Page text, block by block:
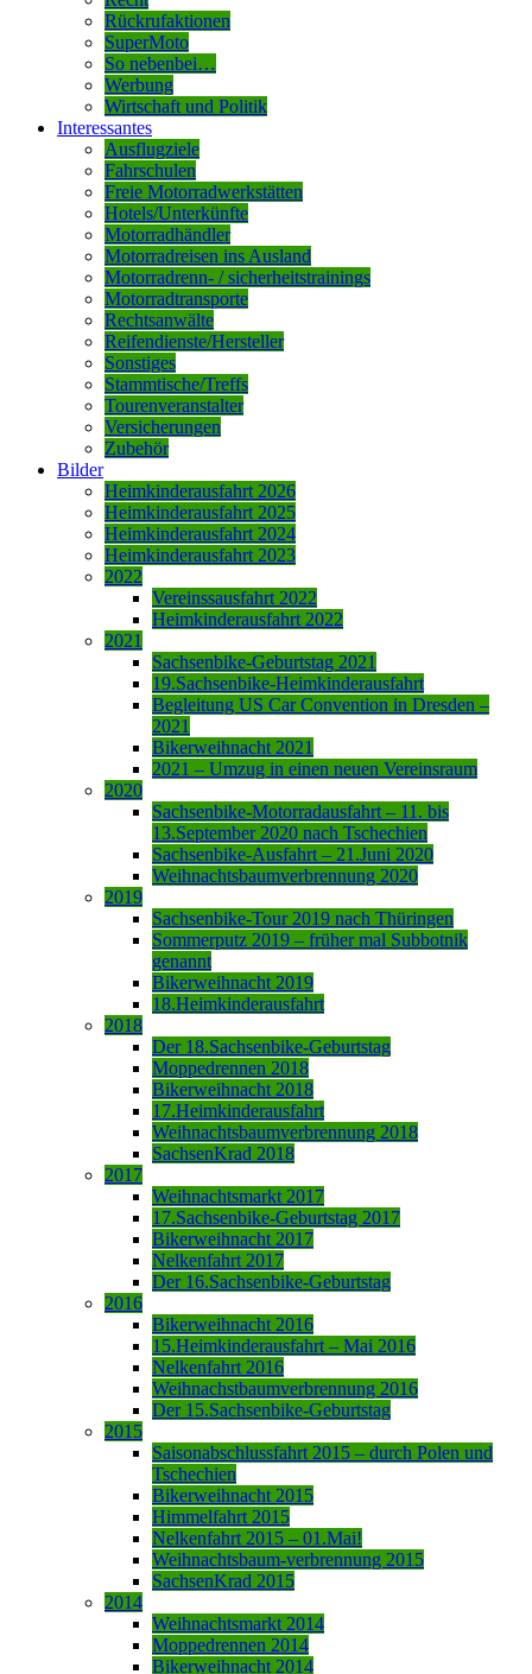
Rückrufaktionen
SuperMoto
So nebenbei…
Werbung
Wirtschaft und Politik
Interessantes
Ausflugziele
Fahrschulen
Freie Motorradwerkstätten
Hotels/Unterkünfte
Motorradhändler
Motorradreisen ins Ausland
Motorradrenn- / sicherheitstrainings
Motorradtransporte
Rechtsanwälte
Reifendienste/Hersteller
Sonstiges
Stammtische/Treffs
Tourenveranstalter
Versicherungen
Zubehör
Bilder
Heimkinderausfahrt 2026
Heimkinderausfahrt 2025
Heimkinderausfahrt 2024
Heimkinderausfahrt 2023
2022
Vereinssausfahrt 2022
Heimkinderausfahrt 2022
2021
Sachsenbike-Geburtstag 2021
19.Sachsenbike-Heimkinderausfahrt
Begleitung US Car Convention in Dresden –
2021
Bikerweihnacht 2021
2021 – Umzug in einen neuen Vereinsraum
2020
Sachsenbike-Motorradausfahrt – 11. bis
13.September 2020 nach Tschechien
Sachsenbike-Ausfahrt – 21.Juni 2020
Weihnachtsbaumverbrennung 2020
2019
Sachsenbike-Tour 2019 nach Thüringen
Sommerputz 2019 – früher mal Subbotnik
genannt
Bikerweihnacht 2019
18.Heimkinderausfahrt
2018
Der 18.Sachsenbike-Geburtstag
Moppedrennen 2018
Bikerweihnacht 2018
17.Heimkinderausfahrt
Weihnachtsbaumverbrennung 2018
SachsenKrad 2018
2017
Weihnachtsmarkt 2017
17.Sachsenbike-Geburtstag 2017
Bikerweihnacht 2017
Nelkenfahrt 2017
Der 16.Sachsenbike-Geburtstag
2016
Bikerweihnacht 2016
15.Heimkinderausfahrt – Mai 2016
Nelkenfahrt 2016
Weihnachstbaumverbrennung 2016
Der 15.Sachsenbike-Geburtstag
2015
Saisonabschlussfahrt 2015 – durch Polen und
Tschechien
Bikerweihnacht 2015
Himmelfahrt 2015
Nelkenfahrt 2015 – 01.Mai!
Weihnachtsbaum-verbrennung 2015
SachsenKrad 2015
2014
Weihnachtsmarkt 2014
Moppedrennen 2014
Bikerweihnacht 2014